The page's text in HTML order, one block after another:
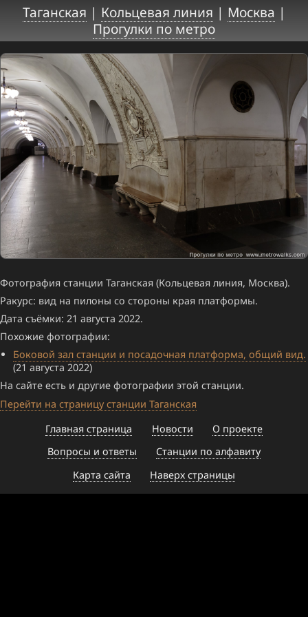
Таганская | Кольцевая линия | Москва |
Прогулки по метро
Фотография станции Таганская (Кольцевая линия, Москва).
Ракурс: вид на пилоны со стороны края платформы.
Дата съёмки: 21 августа 2022.
Похожие фотографии:
Боковой зал станции и посадочная платформа, общий вид.
(21 августа 2022)
На сайте есть и другие фотографии этой станции.
Перейти на страницу станции Таганская
Главная страница
Новости
О проекте
Вопросы и ответы
Станции по алфавиту
Карта сайта
Наверх страницы